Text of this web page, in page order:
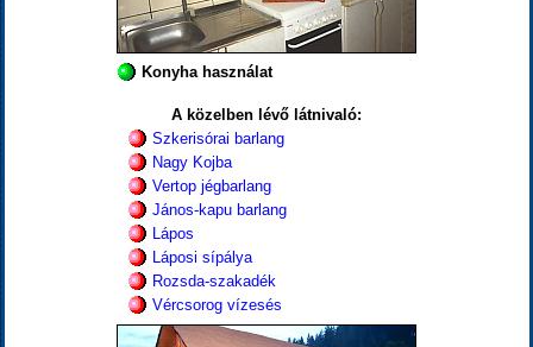
Konyha használat
A közelben lévő látnivaló:
Szkerisórai barlang
Nagy Kojba
Vertop jégbarlang
János-kapu barlang
Lápos
Láposi sípálya
Rozsda-szakadék
Vércsorog vízesés